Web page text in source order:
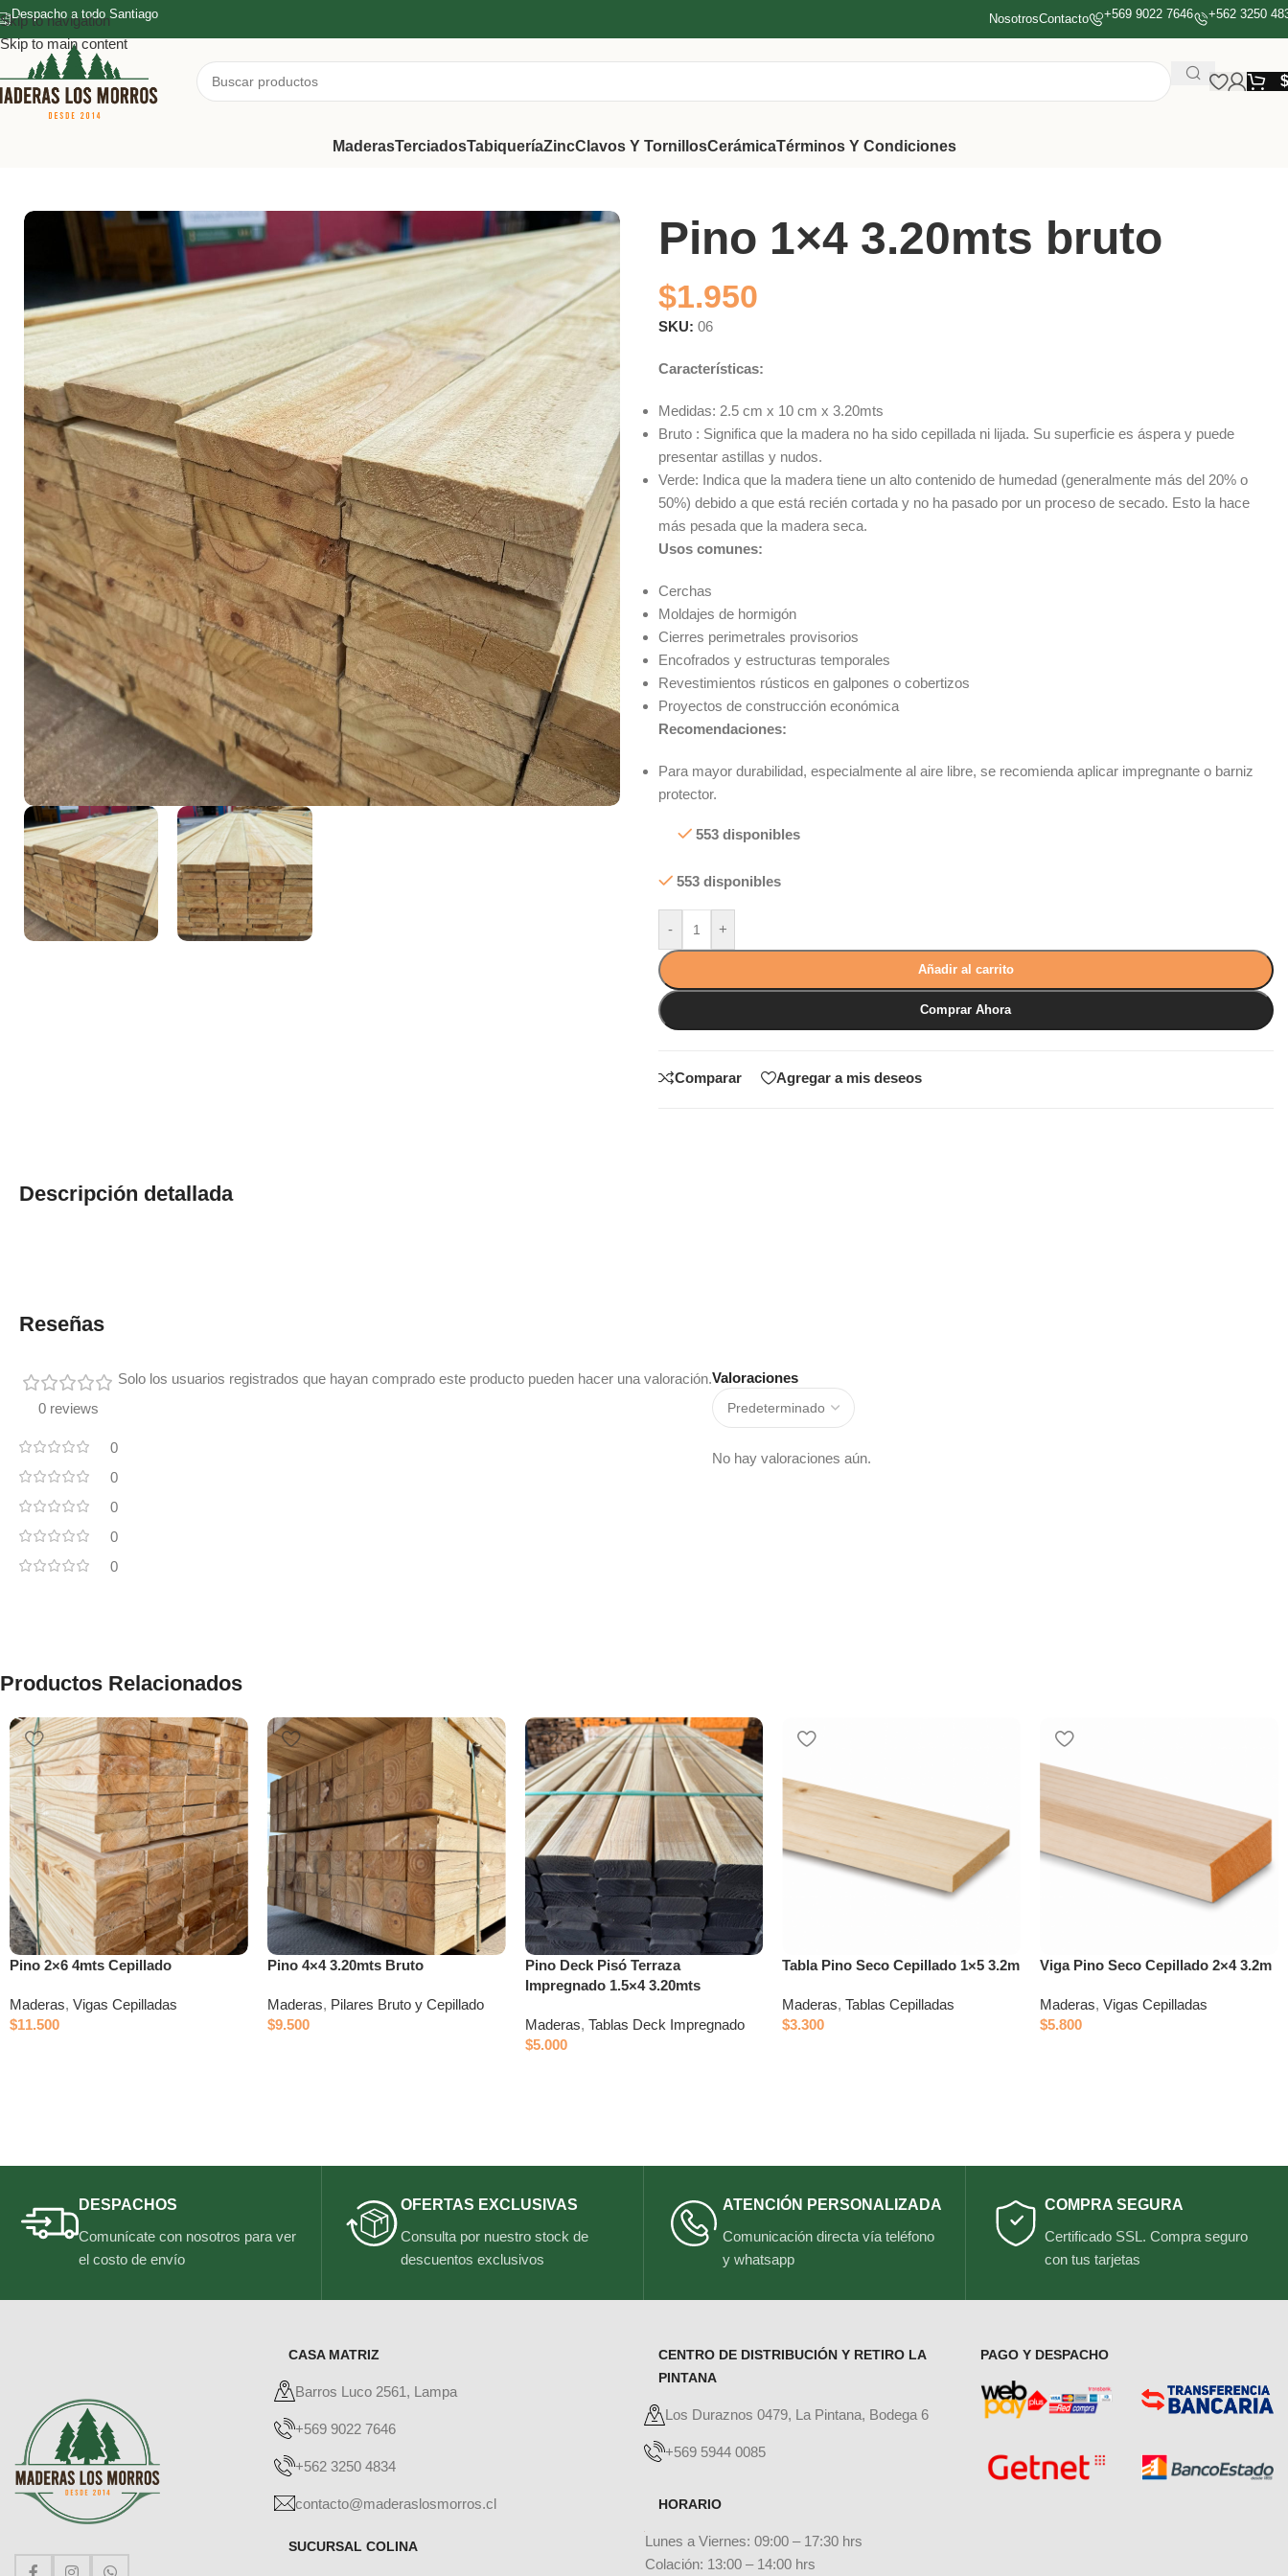
Skip to navigation
Skip to main content
Despacho a todo Santiago NosotrosContacto +569 9022 7646 +562 3250
$
MaderasTerciadosTabiqueríaZincClavos Y TornillosCerámicaTérminos Y Condiciones
Pino 1×4 3.20mts bruto
$1.950
SKU: 06
Características:
Medidas: 2.5 cm x 10 cm x 3.20mts
Bruto : Significa que la madera no ha sido cepillada ni lijada. Su superficie es áspera y puede
presentar astillas y nudos.
Verde: Indica que la madera tiene un alto contenido de humedad (generalmente más del 20% o
50%) debido a que está recién cortada y no ha pasado por un proceso de secado. Esto la hace
más pesada que la madera seca.
Usos comunes:
Cerchas
Moldajes de hormigón
Cierres perimetrales provisorios
Encofrados y estructuras temporales
Revestimientos rústicos en galpones o cobertizos
Proyectos de construcción económica
Recomendaciones:
Para mayor durabilidad, especialmente al aire libre, se recomienda aplicar impregnante o barniz
protector.
553 disponibles
553 disponibles
- +
Añadir al carrito
Comprar Ahora
Comparar Agregar a mis deseos
Descripción detallada
Reseñas
0 reviews
0
0
0
0
0
Valoraciones
No hay valoraciones aún.
Solo los usuarios registrados que hayan comprado este producto pueden hacer una valoración.
Productos Relacionados
Pino 2×6 4mts Cepillado
Maderas, Vigas Cepilladas
$11.500
Pino 4×4 3.20mts Bruto
Maderas, Pilares Bruto y Cepillado
$9.500
Pino Deck Pisó Terraza
Impregnado 1.5×4 3.20mts
Maderas, Tablas Deck Impregnado
$5.000
Tabla Pino Seco Cepillado 1×5 3.2m
Maderas, Tablas Cepilladas
$3.300
Viga Pino Seco Cepillado 2×4 3.2m
Maderas, Vigas Cepilladas
$5.800
DESPACHOS
Comunícate con nosotros para ver
el costo de envío
OFERTAS EXCLUSIVAS
Consulta por nuestro stock de
descuentos exclusivos
ATENCIÓN PERSONALIZADA
Comunicación directa vía teléfono
y whatsapp
COMPRA SEGURA
Certificado SSL. Compra seguro
con tus tarjetas
CASA MATRIZ
Barros Luco 2561, Lampa
+569 9022 7646
+562 3250 4834
contacto@maderaslosmorros.cl
SUCURSAL COLINA
CENTRO DE DISTRIBUCIÓN Y RETIRO LA
PINTANA
Los Duraznos 0479, La Pintana, Bodega 6
+569 5944 0085
HORARIO
Lunes a Viernes: 09:00 – 17:30 hrs
Colación: 13:00 – 14:00 hrs
PAGO Y DESPACHO